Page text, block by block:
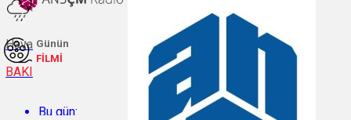
Hava
BAKI
Bu gün:
Günün
FİLMİ